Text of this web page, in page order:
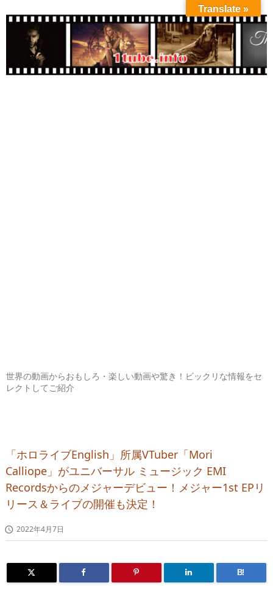
世界の動画からおもしろ・楽しい動画や驚き！ビックリな情報をセ
レクトしてご紹介
「ホロライブEnglish」所属VTuber「Mori
Calliope」がユニバーサル ミュージック EMI
Recordsからのメジャーデビュー！メジャー1st EPリ
リース＆ライブの開催も決定！
 2022年4月7日
B!
Translate »